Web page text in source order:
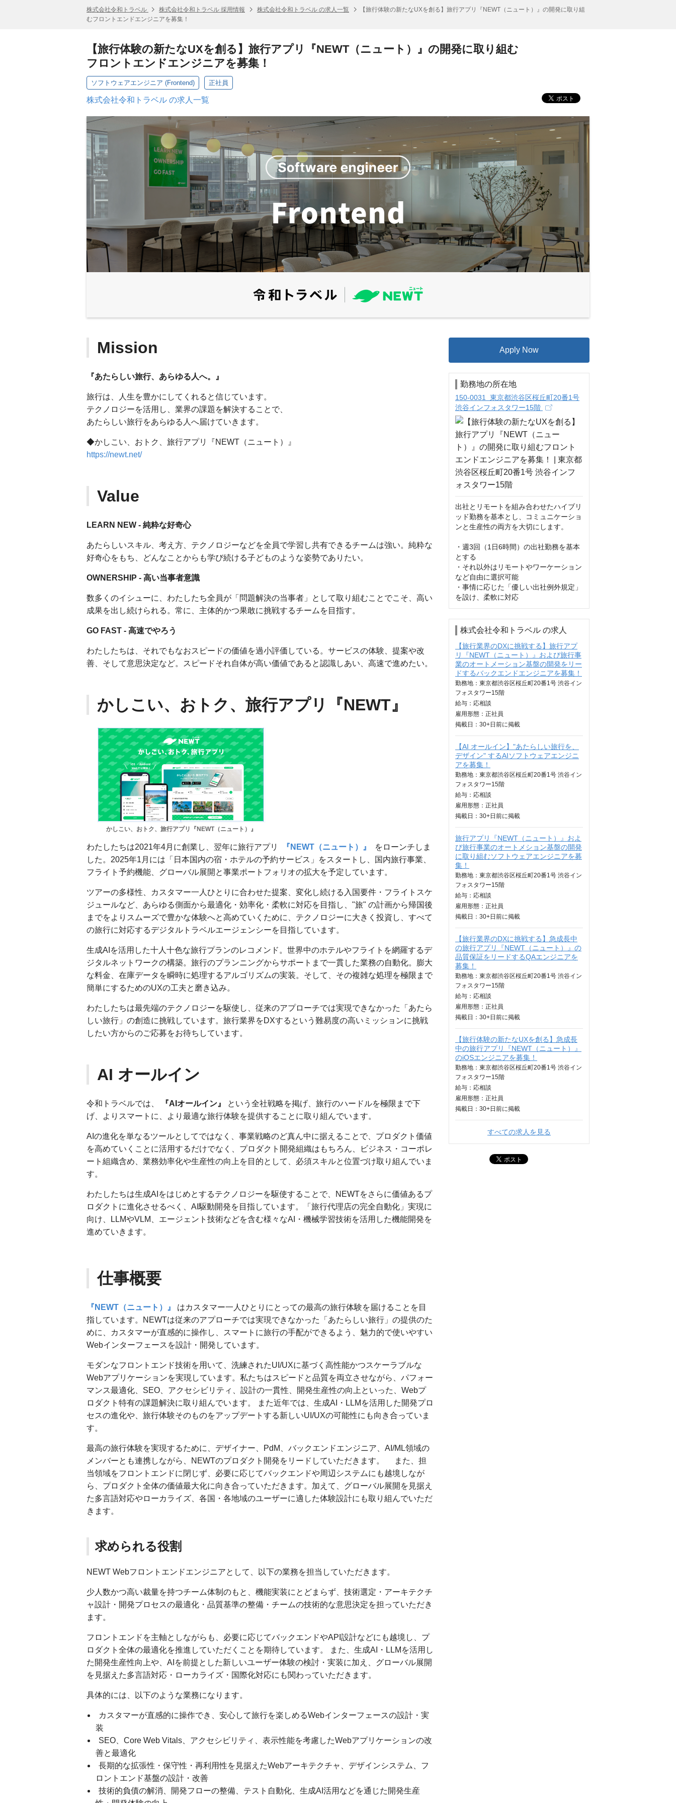
株式会社令和トラベル 株式会社令和トラベル 採用情報 株式会社令和トラベル の求人一覧
【旅行体験の新たなUXを創る】旅行アプリ『NEWT（ニュート）』の開発に取り組
むフロントエンドエンジニアを募集！
【旅行体験の新たなUXを創る】旅行アプリ『NEWT（ニュート）』の開発に取り組む
フロントエンドエンジニアを募集！
ソフトウェアエンジニア (Frontend) 正社員
株式会社令和トラベル の求人一覧
Mission
『あたらしい旅行、あらゆる人へ。』
旅行は、人生を豊かにしてくれると信じています。
テクノロジーを活用し、業界の課題を解決することで、
あたらしい旅行をあらゆる人へ届けていきます。
◆かしこい、おトク、旅行アプリ『NEWT（ニュート）』
https://newt.net/
Value
LEARN NEW - 純粋な好奇心
あたらしいスキル、考え方、テクノロジーなどを全員で学習し共有できるチームは強い。純粋な
好奇心をもち、どんなことからも学び続ける子どものような姿勢でありたい。
OWNERSHIP - 高い当事者意識
数多くのイシューに、わたしたち全員が「問題解決の当事者」として取り組むことでこそ、高い
成果を出し続けられる。常に、主体的かつ果敢に挑戦するチームを目指す。
GO FAST - 高速でやろう
わたしたちは、それでもなおスピードの価値を過小評価している。サービスの体験、提案や改
善、そして意思決定など。スピードそれ自体が高い価値であると認識しあい、高速で進めたい。
かしこい、おトク、旅行アプリ『NEWT』
かしこい、おトク、旅行アプリ『NEWT（ニュート）』
わたしたちは2021年4月に創業し、翌年に旅行アプリ 『NEWT（ニュート）』
をローンチしま
した。2025年1月には「日本国内の宿・ホテルの予約サービス」をスタートし、国内旅行事業、
フライト予約機能、グローバル展開と事業ポートフォリオの拡大を予定しています。
ツアーの多様性、カスタマー一人ひとりに合わせた提案、変化し続ける入国要件・フライトスケ
ジュールなど、あらゆる側面から最適化・効率化・柔軟に対応を目指し、"旅" の計画から帰国後
までをよりスムーズで豊かな体験へと高めていくために、テクノロジーに大きく投資し、すべて
の旅行に対応するデジタルトラベルエージェンシーを目指しています。
生成AIを活用した十人十色な旅行プランのレコメンド。世界中のホテルやフライトを網羅するデ
ジタルネットワークの構築。旅行のプランニングからサポートまで一貫した業務の自動化。膨大
な料金、在庫データを瞬時に処理するアルゴリズムの実装。そして、その複雑な処理を極限まで
簡単にするためのUXの工夫と磨き込み。
わたしたちは最先端のテクノロジーを駆使し、従来のアプローチでは実現できなかった「あたら
しい旅行」の創造に挑戦しています。旅行業界をDXするという難易度の高いミッションに挑戦
したい方からのご応募をお待ちしています。
AI オールイン
令和トラベルでは、 『AIオールイン』
という全社戦略を掲げ、旅行のハードルを極限まで下
げ、よりスマートに、より最適な旅行体験を提供することに取り組んでいます。
AIの進化を単なるツールとしてではなく、事業戦略のど真ん中に据えることで、プロダクト価値
を高めていくことに活用するだけでなく、プロダクト開発組織はもちろん、ビジネス・コーポレ
ート組織含め、業務効率化や生産性の向上を目的として、必須スキルと位置づけ取り組んでいま
す。
わたしたちは生成AIをはじめとするテクノロジーを駆使することで、NEWTをさらに価値あるプ
ロダクトに進化させるべく、AI駆動開発を目指しています。「旅行代理店の完全自動化」実現に
向け、LLMやVLM、エージェント技術などを含む様々なAI・機械学習技術を活用した機能開発を
進めていきます。
仕事概要
『NEWT（ニュート）』
はカスタマー一人ひとりにとっての最高の旅行体験を届けることを目
指しています。NEWTは従来のアプローチでは実現できなかった「あたらしい旅行」の提供のた
めに、カスタマーが直感的に操作し、スマートに旅行の手配ができるよう、魅力的で使いやすい
Webインターフェースを設計・開発しています。
モダンなフロントエンド技術を用いて、洗練されたUI/UXに基づく高性能かつスケーラブルな
Webアプリケーションを実現しています。私たちはスピードと品質を両立させながら、パフォー
マンス最適化、SEO、アクセシビリティ、設計の一貫性、開発生産性の向上といった、Webプ
ロダクト特有の課題解決に取り組んでいます。 また近年では、生成AI・LLMを活用した開発プロ
セスの進化や、旅行体験そのものをアップデートする新しいUI/UXの可能性にも向き合っていま
す。
最高の旅行体験を実現するために、デザイナー、PdM、バックエンドエンジニア、AI/ML領域の
メンバーとも連携しながら、NEWTのプロダクト開発をリードしていただきます。 また、担
当領域をフロントエンドに閉じず、必要に応じてバックエンドや周辺システムにも越境しなが
ら、プロダクト全体の価値最大化に向き合っていただきます。加えて、グローバル展開を見据え
た多言語対応やローカライズ、各国・各地域のユーザーに適した体験設計にも取り組んでいただ
きます。
求められる役割
NEWT Webフロントエンドエンジニアとして、以下の業務を担当していただきます。
少人数かつ高い裁量を持つチーム体制のもと、機能実装にとどまらず、技術選定・アーキテクチ
ャ設計・開発プロセスの最適化・品質基準の整備・チームの技術的な意思決定を担っていただき
ます。
フロントエンドを主軸としながらも、必要に応じてバックエンドやAPI設計などにも越境し、プ
ロダクト全体の最適化を推進していただくことを期待しています。 また、生成AI・LLMを活用し
た開発生産性向上や、AIを前提とした新しいユーザー体験の検討・実装に加え、グローバル展開
を見据えた多言語対応・ローカライズ・国際化対応にも関わっていただきます。
具体的には、以下のような業務になります。
カスタマーが直感的に操作でき、安心して旅行を楽しめるWebインターフェースの設計・実
装
SEO、Core Web Vitals、アクセシビリティ、表示性能を考慮したWebアプリケーションの改
善と最適化
長期的な拡張性・保守性・再利用性を見据えたWebアーキテクチャ、デザインシステム、フ
ロントエンド基盤の設計・改善
技術的負債の解消、開発フローの整備、テスト自動化、生成AI活用などを通じた開発生産
Apply Now
勤務地の所在地
150-0031 東京都渋谷区桜丘町20番1号
渋谷インフォスタワー15階
出社とリモートを組み合わせたハイブリ
ッド勤務を基本とし、コミュニケーショ
ンと生産性の両方を大切にします。
・週3回（1日6時間）の出社勤務を基本
とする
・それ以外はリモートやワーケーション
など自由に選択可能
・事情に応じた「優しい出社例外規定」
を設け、柔軟に対応
株式会社令和トラベル の求人
【旅行業界のDXに挑戦する】旅行アプ
リ『NEWT（ニュート）』および旅行事
業のオートメーション基盤の開発をリー
ドするバックエンドエンジニアを募集！
勤務地：東京都渋谷区桜丘町20番1号 渋谷イン
フォスタワー15階
給与： 応相談
雇用形態：正社員
掲載日： 30+日 前に掲載
【AI オールイン】"あたらしい旅行を、
デザイン" するAIソフトウェアエンジニ
アを募集！
勤務地：東京都渋谷区桜丘町20番1号 渋谷イン
フォスタワー15階
給与： 応相談
雇用形態：正社員
掲載日： 30+日 前に掲載
旅行アプリ『NEWT（ニュート）』およ
び旅行事業のオートメション基盤の開発
に取り組むソフトウェアエンジニアを募
集！
勤務地：東京都渋谷区桜丘町20番1号 渋谷イン
フォスタワー15階
給与： 応相談
雇用形態：正社員
掲載日： 30+日 前に掲載
【旅行業界のDXに挑戦する】急成長中
の旅行アプリ『NEWT（ニュート）』の
品質保証をリードするQAエンジニアを
募集！
勤務地：東京都渋谷区桜丘町20番1号 渋谷イン
フォスタワー15階
給与： 応相談
雇用形態：正社員
掲載日： 30+日 前に掲載
【旅行体験の新たなUXを創る】急成長
中の旅行アプリ『NEWT（ニュート）』
のiOSエンジニアを募集！
勤務地：東京都渋谷区桜丘町20番1号 渋谷イン
フォスタワー15階
給与： 応相談
雇用形態：正社員
掲載日： 30+日 前に掲載
すべての求人を見る